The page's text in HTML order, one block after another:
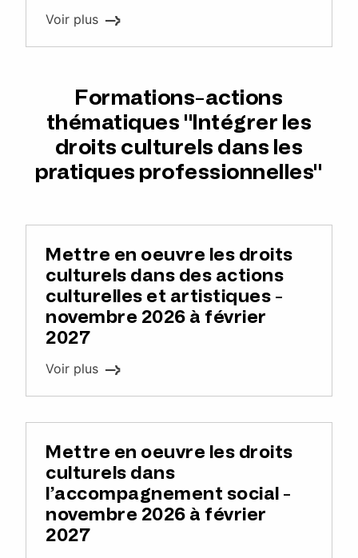
Voir plus
Formations-actions
thématiques "Intégrer les
droits culturels dans les
pratiques professionnelles"
Mettre en oeuvre les droits
culturels dans des actions
culturelles et artistiques -
novembre 2026 à février
2027
Voir plus
Mettre en oeuvre les droits
culturels dans
l’accompagnement social -
novembre 2026 à février
2027